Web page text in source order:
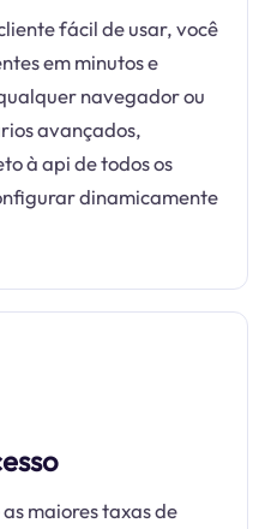
fácil de usar, você
em minutos e
navegador ou
avançados,
à api de todos os
dinamicamente
maiores taxas de